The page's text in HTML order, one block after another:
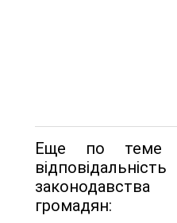
Еще по теме
громадян: